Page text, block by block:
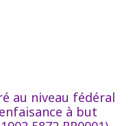
au niveau fédéral
à but